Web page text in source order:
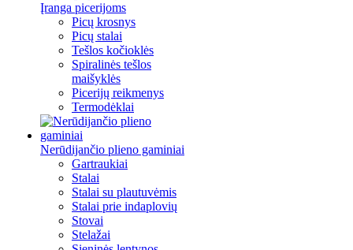
Įranga picerijoms
Picų krosnys
Picų stalai
Tešlos kočioklės
Spiralinės tešlos
maišyklės
Picerijų reikmenys
Termodėklai
Nerūdijančio plieno gaminiai
Gartraukiai
Stalai
Stalai su plautuvėmis
Stalai prie indaplovių
Stovai
Stelažai